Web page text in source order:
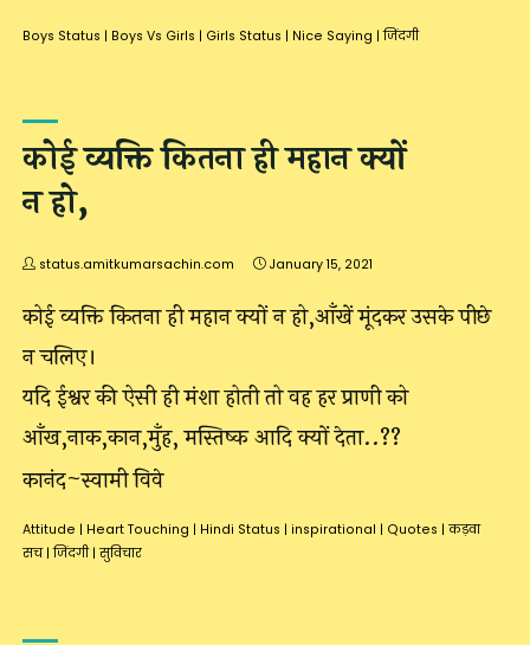
Boys Status | Boys Vs Girls | Girls Status | Nice Saying | जिंदगी
कोई व्यक्ति कितना ही महान क्यों
न हो,
status.amitkumarsachin.com January 15, 2021
कोई व्यक्ति कितना ही महान क्यों न हो,आँखें मूंदकर उसके पीछे
न चलिए।
यदि ईश्वर की ऐसी ही मंशा होती तो वह हर प्राणी को
आँख,नाक,कान,मुँह, मस्तिष्क आदि क्यों देता..??
कानंद~स्वामी विवे
Attitude | Heart Touching | Hindi Status | inspirational | Quotes | कड़वा
सच | जिंदगी | सुविचार